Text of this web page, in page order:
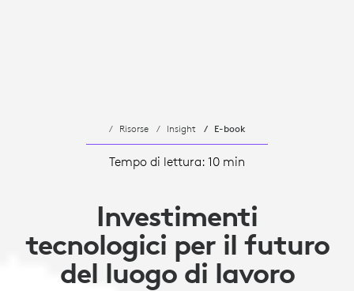
Risorse Insight E-book
Tempo di lettura: 10 min
Investimenti
tecnologici per il futuro
del luogo di lavoro